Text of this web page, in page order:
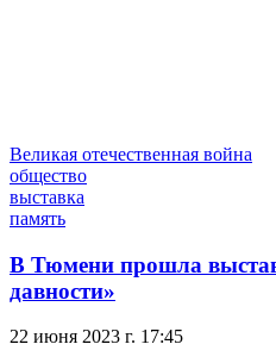
Великая отечественная война
общество
выставка
память
В Тюмени прошла
давности»
22 июня 2023 г. 17:45